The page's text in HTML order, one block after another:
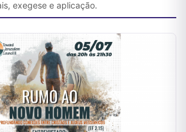
exegese e aplicação.